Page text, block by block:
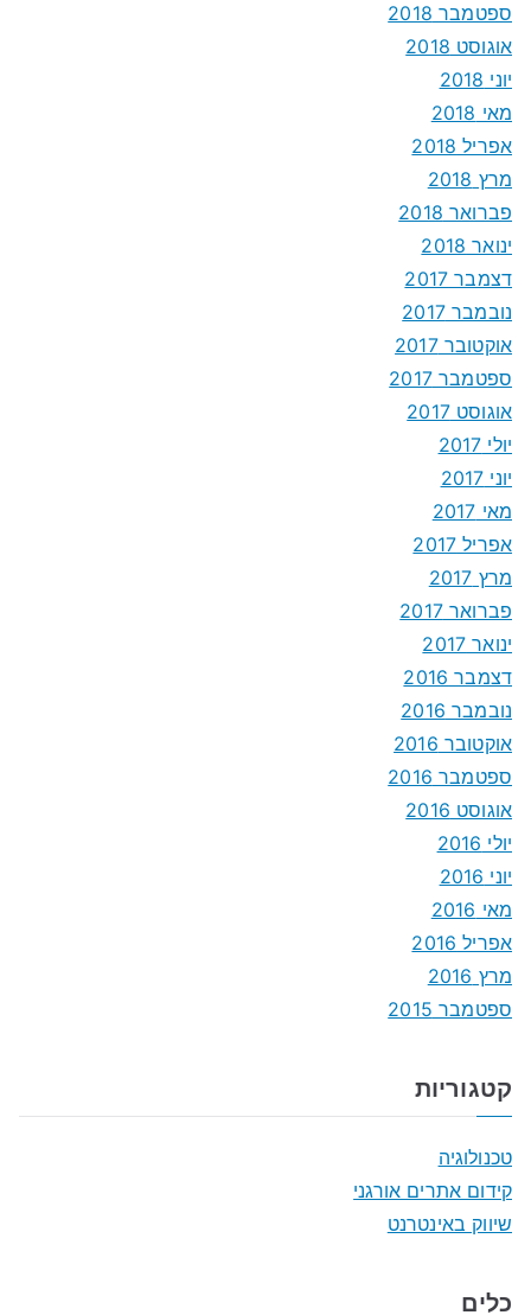
ספטמבר 2018
אוגוסט 2018
יוני 2018
מאי 2018
אפריל 2018
מרץ 2018
פברואר 2018
ינואר 2018
דצמבר 2017
נובמבר 2017
אוקטובר 2017
ספטמבר 2017
אוגוסט 2017
יולי 2017
יוני 2017
מאי 2017
אפריל 2017
מרץ 2017
פברואר 2017
ינואר 2017
דצמבר 2016
נובמבר 2016
אוקטובר 2016
ספטמבר 2016
אוגוסט 2016
יולי 2016
יוני 2016
מאי 2016
אפריל 2016
מרץ 2016
ספטמבר 2015
קטגוריות
טכנולוגיה
קידום אתרים אורגני
שיווק באינטרנט
כלים